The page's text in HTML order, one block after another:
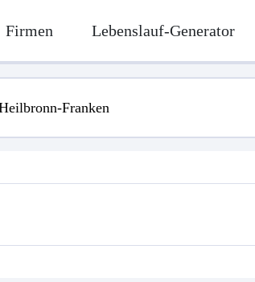
Firmen Lebenslauf-Generator